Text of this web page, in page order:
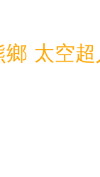
鄉 太空